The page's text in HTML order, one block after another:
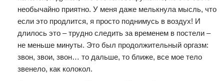
необычайно приятно. У меня даже мелькнула мысль, что
если это продлится, я просто поднимусь в воздух! И
длилось это – трудно следить за временем в постели –
не меньше минуты. Это был продолжительный оргазм:
звон, звои, звон… то дальше, то ближе, все мое тело
звенело, как колокол.